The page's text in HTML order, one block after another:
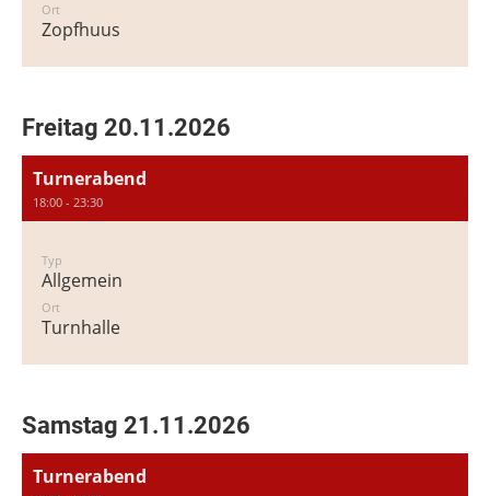
Ort
Zopfhuus
Freitag 20.11.2026
Turnerabend
18:00 - 23:30
Typ
Allgemein
Ort
Turnhalle
Samstag 21.11.2026
Turnerabend